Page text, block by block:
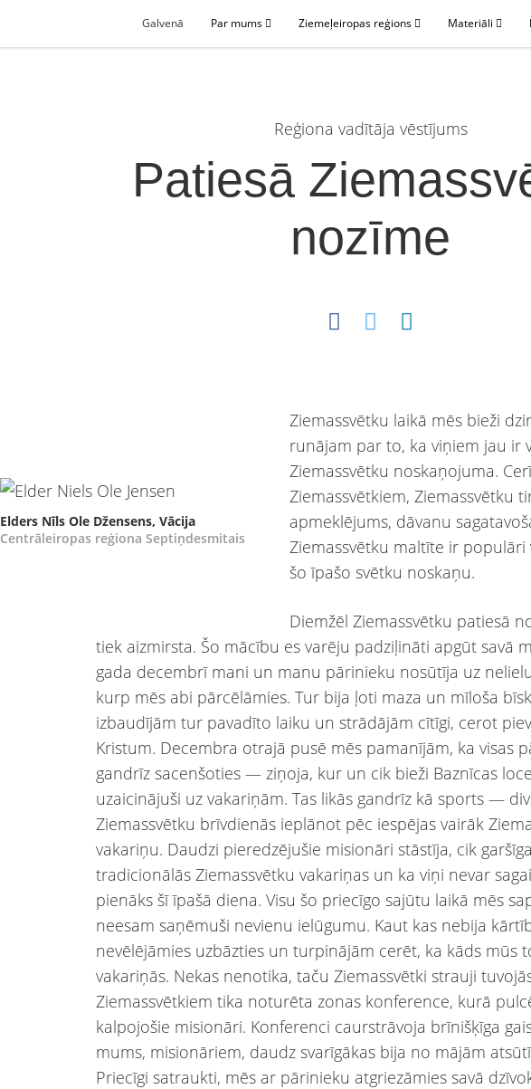
Galvenā Par mums Ziemeļeiropas reģions Materiāli
Reģiona vadītāja vēstījums
Patiesā
nozīme
Elders Nīls Ole Džensens, Vācija
Centrāleiropas reģiona Septiņdesmitais
Ziemassvētku laikā mēs bieži
runājam par to, ka viņiem jau ir
Ziemassvētku noskaņojuma.
Ziemassvētkiem, Ziemassvētku
apmeklējums, dāvanu
Ziemassvētku maltīte ir populāri
šo īpašo svētku noskaņu.
Diemžēl Ziemassvētku patiesā
tiek aizmirsta. Šo mācību es varēju padziļināti apgūt savā
gada decembrī mani un manu pārinieku nosūtīja uz
kurp mēs abi pārcēlāmies. Tur bija ļoti maza un mīloša
izbaudījām tur pavadīto laiku un strādājām cītīgi, cerot
Kristum. Decembra otrajā pusē mēs pamanījām, ka visas
gandrīz sacenšoties — ziņoja, kur un cik bieži Baznīcas
uzaicinājuši uz vakariņām. Tas likās gandrīz kā sports —
Ziemassvētku brīvdienās ieplānot pēc iespējas vairāk
vakariņu. Daudzi pieredzējušie misionāri stāstīja, cik
tradicionālās Ziemassvētku vakariņas un ka viņi nevar
pienāks šī īpašā diena. Visu šo priecīgo sajūtu laikā mēs
neesam saņēmuši nevienu ielūgumu. Kaut kas nebija
nevēlējāmies uzbāzties un turpinājām cerēt, ka kāds mūs
vakariņās. Nekas nenotika, taču Ziemassvētki strauji
Ziemassvētkiem tika noturēta zonas konference, kurā
kalpojošie misionāri. Konferenci caurstrāvoja brīnišķīga
mums, misionāriem, daudz svarīgākas bija no mājām
Priecīgi satraukti, mēs ar pārinieku atgriezāmies savā